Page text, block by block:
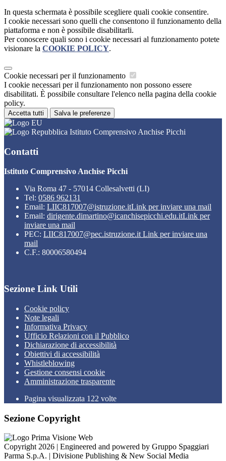
In questa schermata è possibile scegliere quali cookie consentire.
I cookie necessari sono quelli che consentono il funzionamento della
piattaforma e non è possibile disabilitarli.
Per conoscere quali sono i cookie necessari al funzionamento potete
visionare la COOKIE POLICY.
Cookie necessari per il funzionamento
I cookie necessari per il funzionamento non possono essere
disabilitati. È possibile consultare l'elenco nella pagina della cookie
policy.
Accetta tutti Salva le preferenze
Istituto Comprensivo Anchise Picchi
Contatti
Istituto Comprensivo Anchise Picchi
Via Roma 47 - 57014 Collesalvetti (LI)
Tel: 0586 962131
Email: LIIC817007@istruzione.itLink per inviare una mail
Email: dirigente.dimartino@icanchisepicchi.edu.itLink per
inviare una mail
PEC: LIIC817007@pec.istruzione.it Link per inviare una
mail
C.F.: 80006580494
Sezione Link Utili
Cookie policy
Note legali
Informativa Privacy
Ufficio Relazioni con il Pubblico
Dichiarazione di accessibilità
Obiettivi di accessibilità
Whistleblowing
Gestione consensi cookie
Amministrazione trasparente
Pagina visualizzata 122 volte
Sezione Copyright
Copyright 2026 | Engineered and powered by Gruppo Spaggiari
Parma S.p.A. | Divisione Publishing & New Social Media